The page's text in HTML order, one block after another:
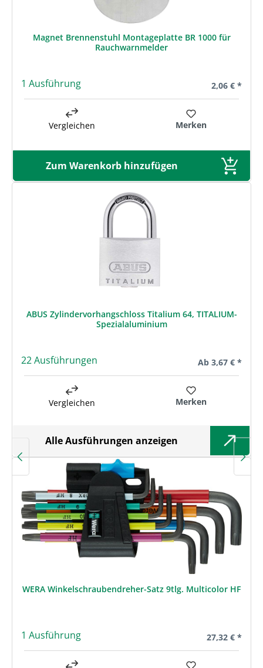
Magnet Brennenstuhl Montageplatte BR 1000 für
Rauchwarnmelder
1 Ausführung Regulärer
2,06 € *
Vergleichen Merken
Zum Warenkorb hinzufügen
ABUS Zylindervorhangschloss Titalium 64, TITALIUM-
Spezialaluminium
22 Ausführungen Regulärer Preis:
Ab 3,67 € *
Vergleichen Merken
Alle Ausführungen anzeigen
WERA Winkelschraubendreher-Satz 9tlg. Multicolor HF
1 Ausführung Regulärer
27,32 € *